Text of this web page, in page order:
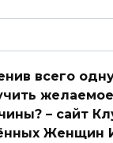
всего
– сайт
Женщин